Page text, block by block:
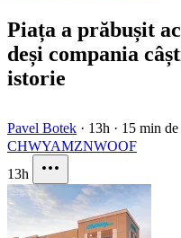
Piața a prăbușit
deși compania
istorie
Pavel Botek · 13h · 15 min
CHWYAMZNWOOF
13h